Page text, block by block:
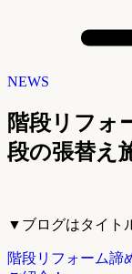
NEWS
階段リフォ
段の張替え
▼ブログはタイト
階段リフォーム諦